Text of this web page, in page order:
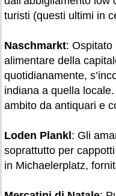
turisti (questi ultimi in
Naschmarkt: Ospitato
alimentare della
quotidianamente,
indiana a quella
ambito da antiquari e
Loden Plankl : Gli
soprattutto per
in Michaelerplatz,